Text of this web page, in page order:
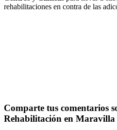
rehabilitaciones en contra de las
Comparte tus comentarios
Rehabilitación en Maravilla